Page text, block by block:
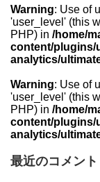
Warning: Use of
'user_level' (this
PHP) in /home/
content/plugins/
analytics/
Warning: Use of
'user_level' (this
PHP) in /home/
content/plugins/
analytics/
最近のコメント